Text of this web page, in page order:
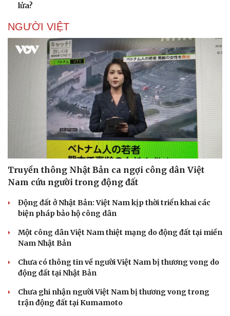
lửa?
NGƯỜI VIỆT
Truyền thông Nhật Bản ca ngợi công dân Việt
Nam cứu người trong động đất
Động đất ở Nhật Bản: Việt Nam kịp thời triển khai các
biện pháp bảo hộ công dân
Một công dân Việt Nam thiệt mạng do động đất tại miền
Nam Nhật Bản
Chưa có thông tin về người Việt Nam bị thương vong do
động đất tại Nhật Bản
Chưa ghi nhận người Việt Nam bị thương vong trong
trận động đất tại Kumamoto